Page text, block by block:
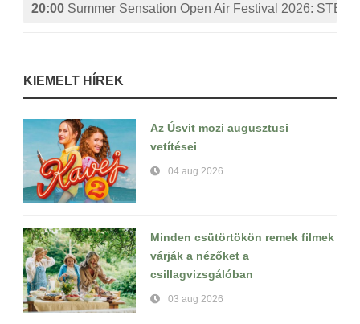
20:00 Summer Sensation Open Air Festival 2026:
KIEMELT HÍREK
Az Úsvit mozi augusztusi
vetítései
04 aug 2026
Minden csütörtökön remek filmek
várják a nézőket a
csillagvizsgálóban
03 aug 2026